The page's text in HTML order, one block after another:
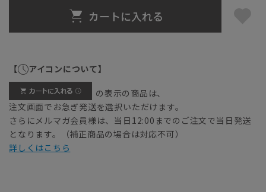
カートに入れる
【 アイコンについて】
の表示の商品は、
注文画面でお急ぎ発送を選択いただけます。
さらにメルマガ会員様は、当日12:00までのご注文で当日発送
となります。（補正商品の場合は対応不可）
詳しくはこちら